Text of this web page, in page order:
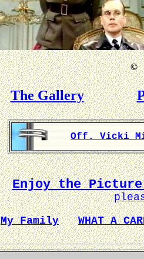
©
The Gallery
Off. Vicki
Enjoy the Picture
My Family
WHAT A